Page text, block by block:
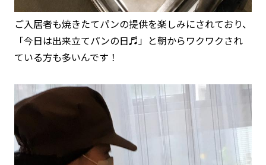
ご入居者も焼きたてパンの提供を楽しみにされており、
「今日は出来立てパンの日♬」と朝からワクワクされ
ている方も多いんです！